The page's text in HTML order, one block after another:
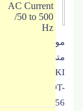
AC Current
/50 to 500
Hz
مولتی
متر
HIOKI
DT-
4256